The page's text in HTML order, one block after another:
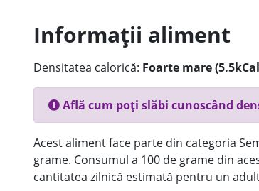
Informații aliment
Densitatea calorică: Foarte mare
Află cum poți slăbi cunoscând
Acest aliment face parte din categoria
grame. Consumul a 100 de grame din
cantitatea zilnică estimată pentru un adult